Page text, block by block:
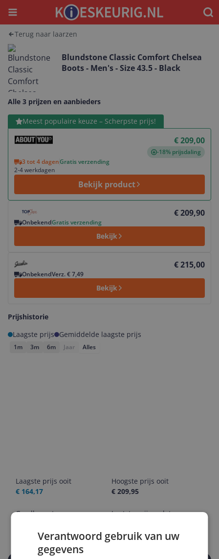
Menu
Terug naar laarzen
Blundstone Classic Comfort Chelsea
Boots - Men's - Size 43.5 - Black
Alle 3 prijzen en aanbieders
Meest populaire keuze – Scherpste prijs!
€ 209,00
-18% prijsdaling
3 tot 4 dagenGratis verzending
2-4 werkdagen
Bekijk product
Bekijk product
€ 209,90
OnbekendGratis verzending
Bekijk
€ 215,00
OnbekendVerz. € 7,49
Bekijk
Bekijk product
Prijshistorie
Laagste prijs
Gemiddelde laagste prijs
1m 3m 6m Jaar Alles
Laagste prijs ooit
€ 164,17
Hoogste prijs ooit
€ 209,95
Goedkoopste nu
Laatste prijsupdate
Verantwoord gebruik van uw
gegevens